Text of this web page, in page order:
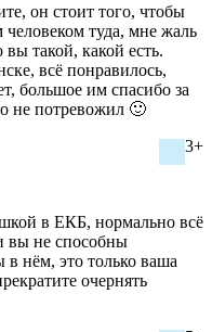
он стоит того, чтобы
человеком туда, мне жаль
такой, какой есть.
всё понравилось,
большое им спасибо за
не потревожил 🙂
3+
в ЕКБ, нормально всё
вы не способны
в нём, это только ваша
очернять